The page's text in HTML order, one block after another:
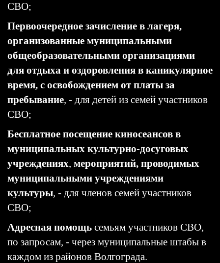
СВО;
Первоочередное зачисление в лагеря,
организованные муниципальными
общеобразовательными организациями
для отдыха и оздоровления в каникулярное
время, с освобождением от платы за
пребывание, - для детей из семей участников
СВО;
Бесплатное посещение киносеансов в
муниципальных культурно-досуговых
учреждениях, мероприятий, проводимых
муниципальными учреждениями
культуры, - для членов семей участников
СВО;
Адресная помощь семьям участников СВО,
по запросам, - через муниципальные штабы в
каждом из районов Волгограда.